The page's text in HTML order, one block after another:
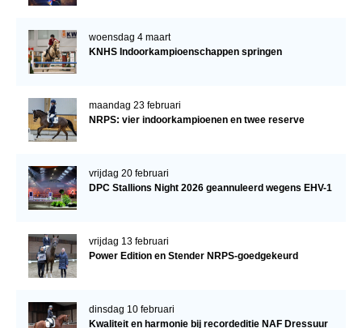
woensdag 4 maart
KNHS Indoorkampioenschappen springen
maandag 23 februari
NRPS: vier indoorkampioenen en twee reserve
vrijdag 20 februari
DPC Stallions Night 2026 geannuleerd wegens EHV-1
vrijdag 13 februari
Power Edition en Stender NRPS-goedgekeurd
dinsdag 10 februari
Kwaliteit en harmonie bij recordeditie NAF Dressuur